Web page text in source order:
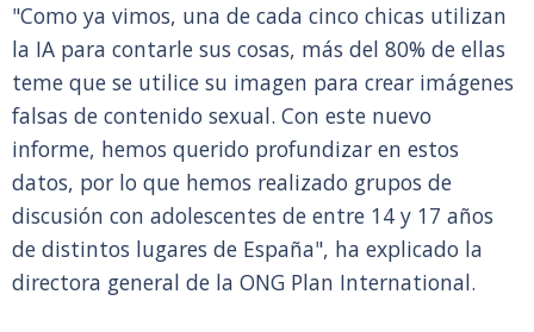
"Como ya vimos, una de cada cinco chicas utilizan
la IA para contarle sus cosas, más del 80% de ellas
teme que se utilice su imagen para crear imágenes
falsas de contenido sexual. Con este nuevo
informe, hemos querido profundizar en estos
datos, por lo que hemos realizado grupos de
discusión con adolescentes de entre 14 y 17 años
de distintos lugares de España", ha explicado la
directora general de la ONG Plan International.